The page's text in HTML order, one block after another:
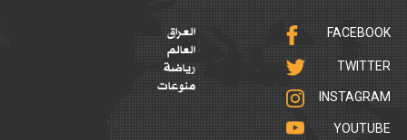
FACEBOOK
TWITTER
INSTAGRAM
YOUTUBE
العراق
العالم
رياضة
منوعات